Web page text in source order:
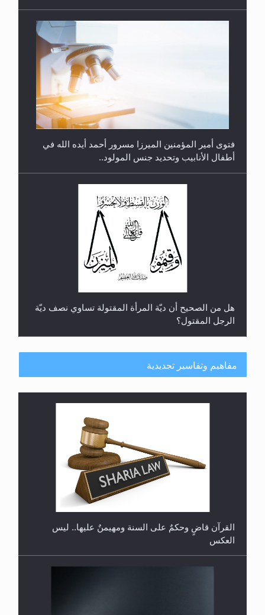
فتوى أمير المؤمنين الميرزا مسرور أحمد أيده الله في
أطفال الأنابيب وتحديد جنس المولود..
هل من الصحيح أن ديّة المرأة المقتولة تساوي نصف ديّة
الرجل المقتول؟
هل تعتبر الأشفار الاصطناعية (الرموش الاصطناعية)
والأظافر البلاستيكية وطلاء الأظافر حاجبا للوضوء وهل
مفاهيم وتفاسير تجديدية
القرآن قاضٍ وحكمٌ على السنة ومهيمنٌ عليها.. ليس
العكس